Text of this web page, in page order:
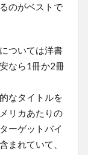
のがベストで
ついては洋書
なら1冊か2冊
なタイトルを
リカあたりの
ーゲットバイ
まれていて、